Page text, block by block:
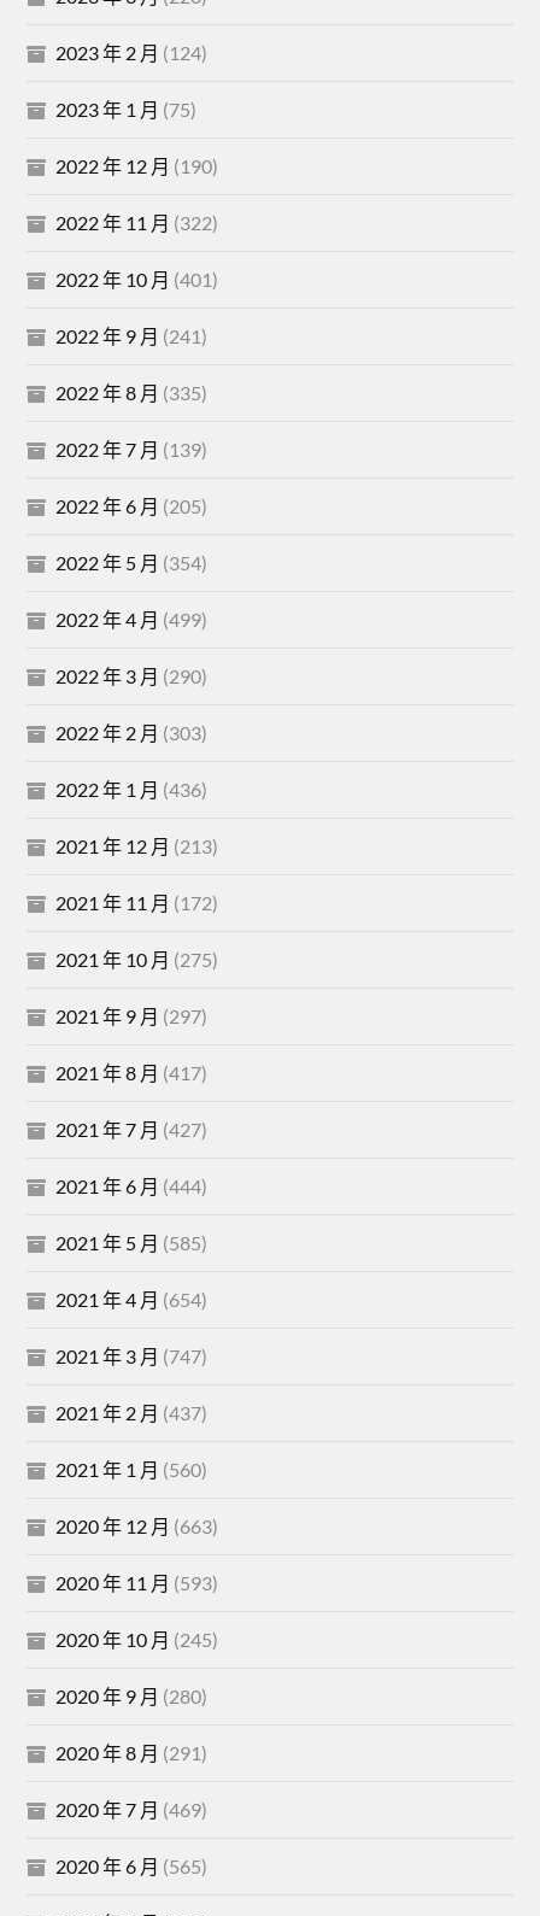
2023 年 2 月 (124)
2023 年 1 月 (75)
2022 年 12 月 (190)
2022 年 11 月 (322)
2022 年 10 月 (401)
2022 年 9 月 (241)
2022 年 8 月 (335)
2022 年 7 月 (139)
2022 年 6 月 (205)
2022 年 5 月 (354)
2022 年 4 月 (499)
2022 年 3 月 (290)
2022 年 2 月 (303)
2022 年 1 月 (436)
2021 年 12 月 (213)
2021 年 11 月 (172)
2021 年 10 月 (275)
2021 年 9 月 (297)
2021 年 8 月 (417)
2021 年 7 月 (427)
2021 年 6 月 (444)
2021 年 5 月 (585)
2021 年 4 月 (654)
2021 年 3 月 (747)
2021 年 2 月 (437)
2021 年 1 月 (560)
2020 年 12 月 (663)
2020 年 11 月 (593)
2020 年 10 月 (245)
2020 年 9 月 (280)
2020 年 8 月 (291)
2020 年 7 月 (469)
2020 年 6 月 (565)